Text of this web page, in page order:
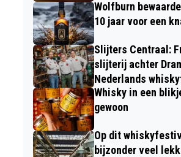
Wolfburn
10 jaar voor een
Slijters Centraal:
slijterij achter
Nederlands
Whisky in een
gewoon
Op dit
bijzonder veel